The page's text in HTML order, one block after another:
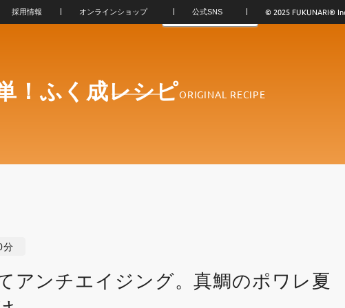
採用情報 オンラインショップ 公式SNS © 2025 FUKUNARI®︎
！ふく成レシピORIGINAL RECIPE
分
アンチエイジング。真鯛のポワレ夏